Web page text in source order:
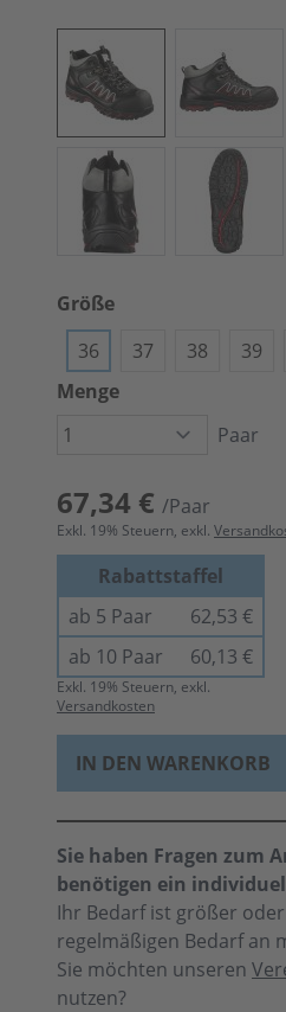
Größe
36
37 38 39
Menge
Paar
67,34 € /Paar
Exkl. 19% Steuern, exkl.
Rabattstaffel
ab 5 Paar
62,53 €
ab 10 Paar
60,13 €
Exkl. 19% Steuern, exkl.
Versandkosten
IN DEN WARENKORB
Sie haben Fragen zum
benötigen ein
Ihr Bedarf ist größer
regelmäßigen Bedarf an
Sie möchten unseren
nutzen?